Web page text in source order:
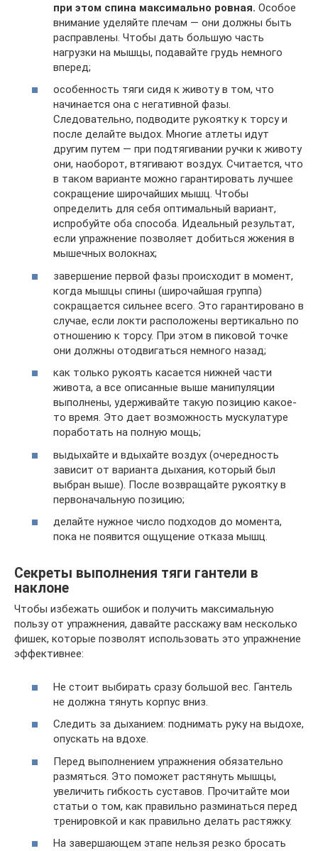
при этом спина максимально ровная. Особое
внимание уделяйте плечам — они должны быть
расправлены. Чтобы дать большую часть
нагрузки на мышцы, подавайте грудь немного
вперед;
особенность тяги сидя к животу в том, что
начинается она с негативной фазы.
Следовательно, подводите рукоятку к торсу и
после делайте выдох. Многие атлеты идут
другим путем — при подтягивании ручки к животу
они, наоборот, втягивают воздух. Считается, что
в таком варианте можно гарантировать лучшее
сокращение широчайших мышц. Чтобы
определить для себя оптимальный вариант,
испробуйте оба способа. Идеальный результат,
если упражнение позволяет добиться жжения в
мышечных волокнах;
завершение первой фазы происходит в момент,
когда мышцы спины (широчайшая группа)
сокращается сильнее всего. Это гарантировано в
случае, если локти расположены вертикально по
отношению к торсу. При этом в пиковой точке
они должны отодвигаться немного назад;
как только рукоять касается нижней части
живота, а все описанные выше манипуляции
выполнены, удерживайте такую позицию какое-
то время. Это дает возможность мускулатуре
поработать на полную мощь;
выдыхайте и вдыхайте воздух (очередность
зависит от варианта дыхания, который был
выбран выше). После возвращайте рукоятку в
первоначальную позицию;
делайте нужное число подходов до момента,
пока не появится ощущение отказа мышц.
Секреты выполнения тяги гантели в
наклоне
Чтобы избежать ошибок и получить максимальную
пользу от упражнения, давайте расскажу вам несколько
фишек, которые позволят использовать это упражнение
эффективнее:
Не стоит выбирать сразу большой вес. Гантель
не должна тянуть корпус вниз.
Следить за дыханием: поднимать руку на выдохе,
опускать на вдохе.
Перед выполнением упражнения обязательно
размяться. Это поможет растянуть мышцы,
увеличить гибкость суставов. Прочитайте мои
статьи о том, как правильно разминаться перед
тренировкой и как правильно делать растяжку.
На завершающем этапе нельзя резко бросать